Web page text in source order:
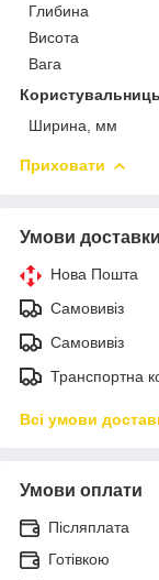
Глибина
Висота
Вага
Ширина, мм
Приховати
Умови доставки
Нова Пошта
Самовивіз
Самовивіз
Транспортна
Всі умови
Умови оплати
Післяплата
Готівкою